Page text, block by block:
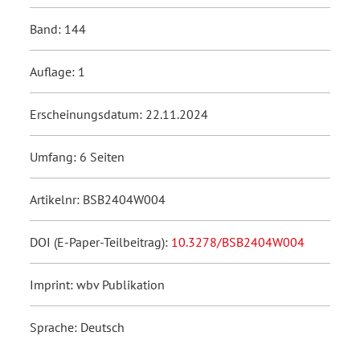
Band: 144
Auflage: 1
Erscheinungsdatum: 22.11.2024
Umfang: 6 Seiten
Artikelnr: BSB2404W004
DOI (E-Paper-Teilbeitrag): 10.3278/BSB2404W004
Imprint: wbv Publikation
Sprache: Deutsch